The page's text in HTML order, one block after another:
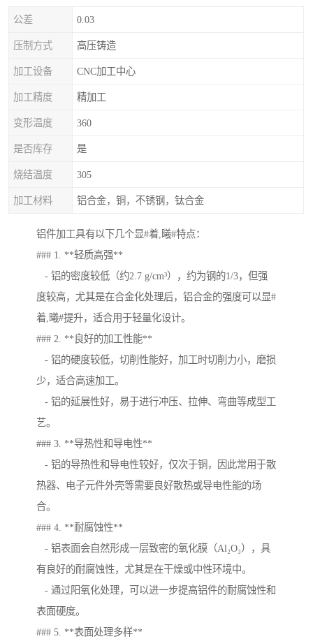
公差 0.03
压制方式 高压铸造
加工设备 CNC加工中心
加工精度 精加工
变形温度 360
是否库存 是
烧结温度 305
加工材料 铝合金，铜，不锈钢，钛合金
铝件加工具有以下几个显#着,曦#特点：
### 1. **轻质高强**
- 铝的密度较低（约2.7 g/cm³），约为钢的1/3，但强
度较高，尤其是在合金化处理后，铝合金的强度可以显#
着,曦#提升，适合用于轻量化设计。
### 2. **良好的加工性能**
- 铝的硬度较低，切削性能好，加工时切削力小，磨损
少，适合高速加工。
- 铝的延展性好，易于进行冲压、拉伸、弯曲等成型工
艺。
### 3. **导热性和导电性**
- 铝的导热性和导电性较好，仅次于铜，因此常用于散
热器、电子元件外壳等需要良好散热或导电性能的场
合。
### 4. **耐腐蚀性**
- 铝表面会自然形成一层致密的氧化膜（Al₂O₃），具
有良好的耐腐蚀性，尤其是在干燥或中性环境中。
- 通过阳氧化处理，可以进一步提高铝件的耐腐蚀性和
表面硬度。
### 5. **表面处理多样**